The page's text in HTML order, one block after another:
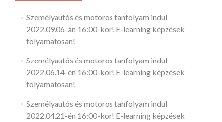
Személyautós és motoros tanfolyam indul
2022.09.06-án 16:00-kor! E-learning képzések
folyamatosan!
Személyautós és motoros tanfolyam indul
2022.06.14-én 16:00-kor! E-learning képzések
folyamatosan!
Személyautós és motoros tanfolyam indul
2022.04.21-én 16:00-kor! E-learning képzések